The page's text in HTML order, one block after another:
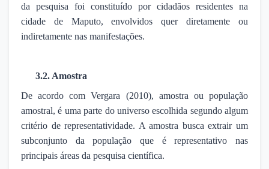
da pesquisa foi constituído por cidadãos residentes na
cidade de Maputo, envolvidos quer diretamente ou
indiretamente nas manifestações.
3.2. Amostra
De acordo com Vergara (2010), amostra ou população
amostral, é uma parte do universo escolhida segundo algum
critério de representatividade. A amostra busca extrair um
subconjunto da população que é representativo nas
principais áreas da pesquisa científica.